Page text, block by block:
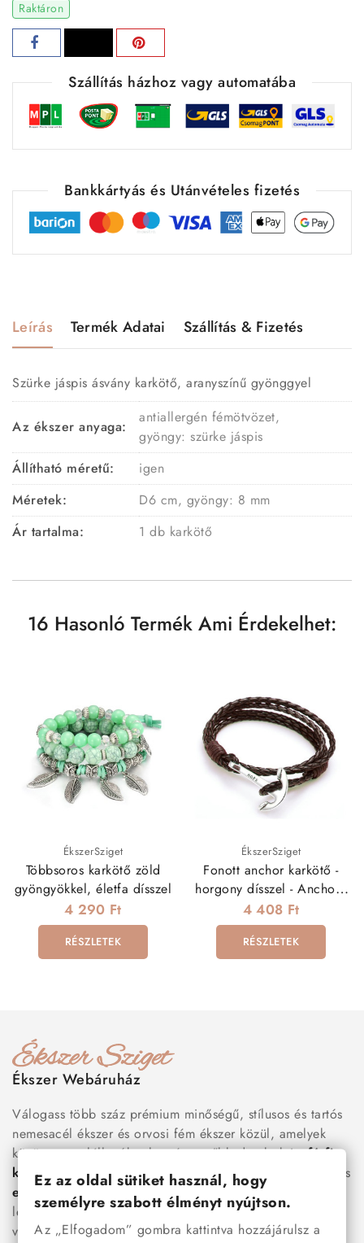
Raktáron
Szállítás házhoz vagy automatába
Bankkártyás és Utánvételes fizetés
Leírás Termék Adatai Szállítás & Fizetés
Szürke jáspis ásvány karkötő, aranyszínű gyönggyel
Az ékszer anyaga:
antiallergén fémötvözet,
gyöngy: szürke jáspis
Állítható méretű:
igen
Méretek:
D6 cm, gyöngy: 8 mm
Ár tartalma:
1 db karkötő
16 Hasonló Termék Ami Érdekelhet:
ÉkszerSziget
Többsoros karkötő zöld
gyöngyökkel, életfa dísszel
4 290 Ft
RÉSZLETEK
ÉkszerSziget
Fonott anchor karkötő -
horgony dísszel - Anchor -
Barna
4 408 Ft
RÉSZLETEK
Ékszer Webáruház
Válogass több száz prémium minőségű, stílusos és tartós
nemesacél ékszer és orvosi fém ékszer közül, amelyek
között megtalálhatók a legnépszerűbb darabok is:férfi
karkötők
, női nyakláncok , karikagyűrűk
és
esküvői kiegészítőkegyaránt. Webáruházunkban a
legújabb trendeket követő, mégis időtálló ékszerek közül
választhatsz – legyen szó ajándékról, mindennapi
Ez az oldal sütiket használ, hogy
személyre szabott élményt nyújtson.
Az „Elfogadom” gombra kattintva hozzájárulsz a